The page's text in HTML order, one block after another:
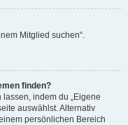
Mitglied suchen“.
finden?
indem du „Eigene
auswählst. Alternativ
persönlichen Bereich